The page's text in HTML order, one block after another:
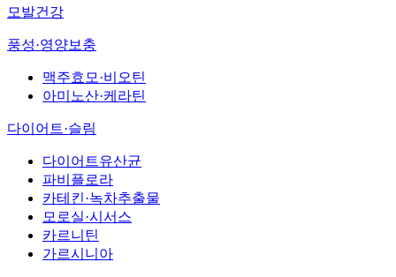
모발건강
풍성·영양보충
맥주효모·비오틴
아미노산·케라틴
다이어트·슬림
다이어트유산균
파비플로라
카테킨·녹차추출물
모로실·시서스
카르니틴
가르시니아